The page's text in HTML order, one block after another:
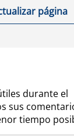
página
durante el
sus
tiempo